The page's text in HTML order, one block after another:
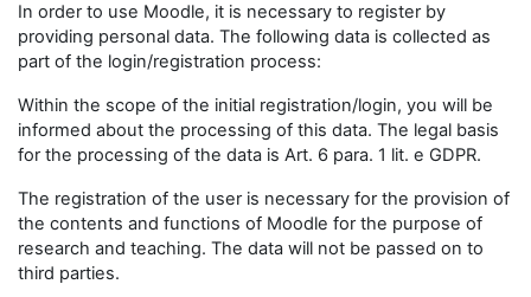
In order to use Moodle, it is necessary to register by
providing personal data. The following data is collected as
part of the login/registration process:
Within the scope of the initial registration/login, you will be
informed about the processing of this data. The legal basis
for the processing of the data is Art. 6 para. 1 lit. e GDPR.
The registration of the user is necessary for the provision of
the contents and functions of Moodle for the purpose of
research and teaching. The data will not be passed on to
third parties.